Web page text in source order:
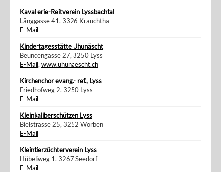
Kavallerie-Reitverein Lyssbachtal
Länggasse 41, 3326 Krauchthal
E-Mail
Kindertagesstätte Uhunäscht
Beundengasse 27, 3250 Lyss
E-Mail, www.uhunaescht.ch
Kirchenchor evang.- ref., Lyss
Friedhofweg 2, 3250 Lyss
E-Mail
Kleinkaliberschützen Lyss
Bielstrasse 25, 3252 Worben
E-Mail
Kleintierzüchterverein Lyss
Hübeliweg 1, 3267 Seedorf
E-Mail